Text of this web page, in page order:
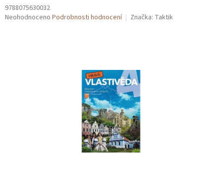
9788075630032
Průměrné
Neohodnoceno Podrobnosti hodnocení Značka: Taktik